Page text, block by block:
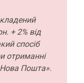
+ 2% від
спосіб
отриманні
Пошта».